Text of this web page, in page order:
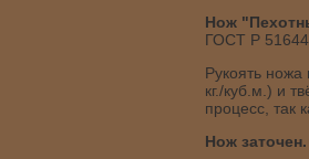
Нож
ГОСТ Р
Рукоять ножа
кг./куб.м.) и
процесс, так
Нож заточен.